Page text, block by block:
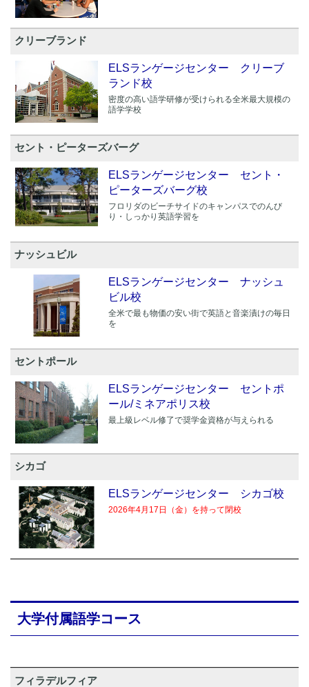
クリーブランド
ELSランゲージセンター クリーブ
ランド校
密度の高い語学研修が受けられる全米最大規模の
語学学校
セント・ピーターズバーグ
ELSランゲージセンター セント・
ピーターズバーグ校
フロリダのビーチサイドのキャンパスでのんび
り・しっかり英語学習を
ナッシュビル
ELSランゲージセンター ナッシュ
ビル校
全米で最も物価の安い街で英語と音楽漬けの毎日
を
セントポール
ELSランゲージセンター セントポ
ール/ミネアポリス校
最上級レベル修了で奨学金資格が与えられる
シカゴ
ELSランゲージセンター シカゴ校
2026年4月17日（金）を持って閉校
大学付属語学コース
フィラデルフィア